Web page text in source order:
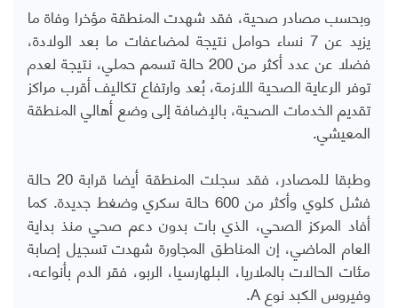
وبحسب مصادر صحية، فقد شهدت المنطقة مؤخرا وفاة ما
يزيد عن 7 نساء حوامل نتيجة لمضاعفات ما بعد الولادة،
فضلا عن عدد أكثر من 200 حالة تسمم حملي، نتيجة لعدم
توفر الرعاية الصحية اللازمة، بُعد وارتفاع تكاليف أقرب مراكز
تقديم الخدمات الصحية، بالإضافة إلى وضع أهالي المنطقة
المعيشي.
وطبقا للمصادر، فقد سجلت المنطقة أيضا قرابة 20 حالة
فشل كلوي وأكثر من 600 حالة سكري وضغط جديدة. كما
أفاد المركز الصحي، الذي بات بدون دعم صحي منذ بداية
العام الماضي، إن المناطق المجاورة شهدت تسجيل إصابة
مئات الحالات بالملاريا، البلهارسيا، الربو، فقر الدم بأنواعه،
وفيروس الكبد نوع A.